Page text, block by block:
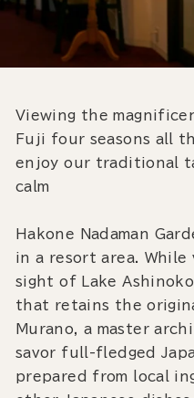
Viewing the
Fuji four seasons all
enjoy our traditional
calm
Hakone Nadaman
in a resort area.
sight of Lake
that retains the
Murano, a master
savor full-fledged
prepared from local